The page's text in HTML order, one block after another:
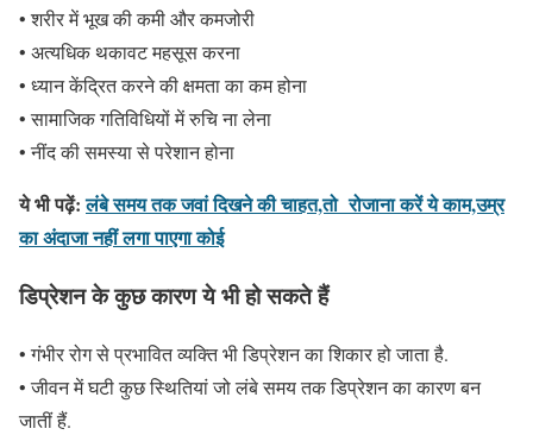
• शरीर में भूख की कमी और कमजोरी
• अत्यधिक थकावट महसूस करना
• ध्यान केंद्रित करने की क्षमता का कम होना
• सामाजिक गतिविधियों में रुचि ना लेना
• नींद की समस्या से परेशान होना
ये भी पढ़ें:लंबे समय तक जवां दिखने की चाहत,तो रोजाना करें ये काम,उम्र
का अंदाजा नहीं लगा पाएगा कोई
डिप्रेशन के कुछ कारण ये भी हो सकते हैं
• गंभीर रोग से प्रभावित व्यक्ति भी डिप्रेशन का शिकार हो जाता है.
• जीवन में घटी कुछ स्थितियां जो लंबे समय तक डिप्रेशन का कारण बन
जातीं हैं.